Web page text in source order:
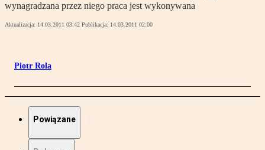
wynagradzana przez niego praca jest wykonywana
Aktualizacja: 14.03.2011 03:42 Publikacja: 14.03.2011 02:00
Piotr Rola
Powiązane